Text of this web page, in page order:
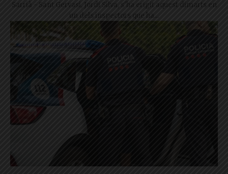
Sarrià - Sant Gervasi, Jordi Silva, s'ha erigit aquest dimarts en
un dels inspectors que ha...